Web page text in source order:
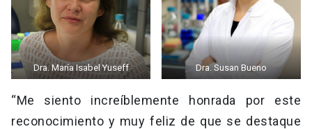
Dra. María Isabel Yuseff Dra. Susan Bueno
“Me siento increíblemente honrada por este
reconocimiento y muy feliz de que se destaque